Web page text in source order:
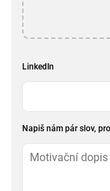
LinkedIn
Napiš nám pár slov,